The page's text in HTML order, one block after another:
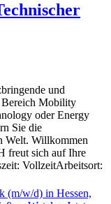
und
Bereich Mobility
oder Energy
Sie die
Welt. Willkommen
freut sich auf Ihre
VollzeitArbeitsort: